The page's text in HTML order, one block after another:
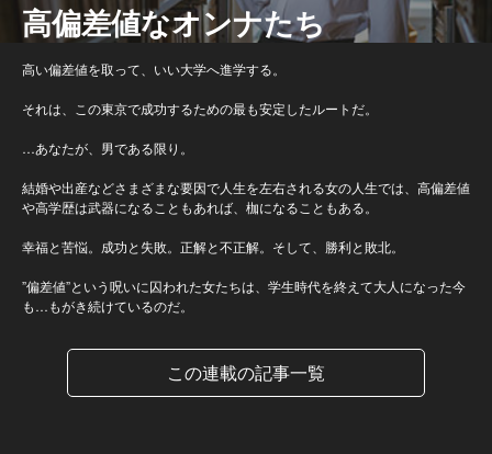
高偏差値なオンナたち
高い偏差値を取って、いい大学へ進学する。
それは、この東京で成功するための最も安定したルートだ。
…あなたが、男である限り。
結婚や出産などさまざまな要因で人生を左右される女の人生では、高偏差値
や高学歴は武器になることもあれば、枷になることもある。
幸福と苦悩。成功と失敗。正解と不正解。そして、勝利と敗北。
”偏差値”という呪いに囚われた女たちは、学生時代を終えて大人になった今
も…もがき続けているのだ。
この連載の記事一覧